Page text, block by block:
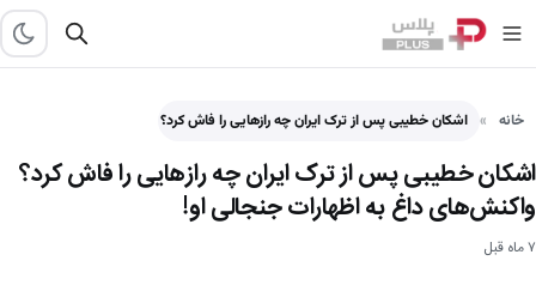
خانه اشکان خطیبی پس از ترک ایران چه رازهایی را فاش کرد؟ واکنش‌های داغ به
اشکان خطیبی پس از ترک ایران چه رازهایی را فاش کرد؟
واکنش‌های داغ به اظهارات جنجالی او!
۷ ماه قبل